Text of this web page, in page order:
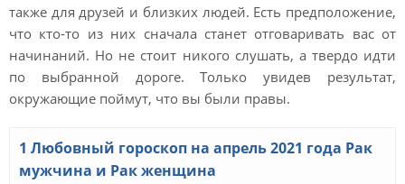
также для друзей и близких людей. Есть предположение,
что кто-то из них сначала станет отговаривать вас от
начинаний. Но не стоит никого слушать, а твердо идти
по выбранной дороге. Только увидев результат,
окружающие поймут, что вы были правы.
1 Любовный гороскоп на апрель 2021 года Рак
мужчина и Рак женщина